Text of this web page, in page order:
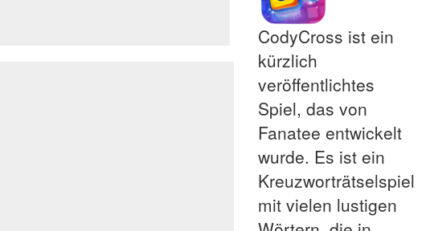
CodyCross ist ein
kürzlich
veröffentlichtes
Spiel, das von
Fanatee entwickelt
wurde. Es ist ein
Kreuzworträtselspiel
mit vielen lustigen